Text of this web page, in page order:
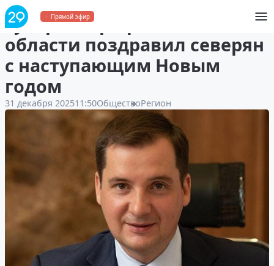
Прямой эфир
Губернатор Архангельской
области поздравил северян
с наступающим Новым
годом
31 декабря 202511:50ОбществоРегион